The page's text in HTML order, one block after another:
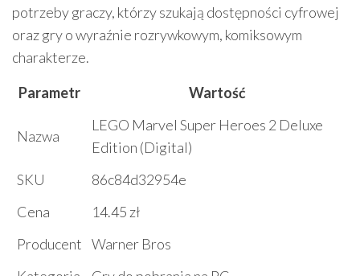
potrzeby graczy, którzy szukają dostępności cyfrowej
oraz gry o wyraźnie rozrywkowym, komiksowym
charakterze.
Parametr
Wartość
Nazwa
LEGO Marvel Super Heroes 2 Deluxe
Edition (Digital)
SKU
86c84d32954e
Cena
14.45 zł
Producent Warner Bros